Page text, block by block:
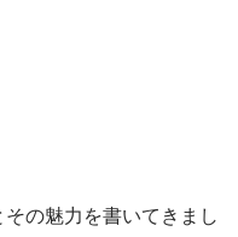
の魅力を書いてきまし